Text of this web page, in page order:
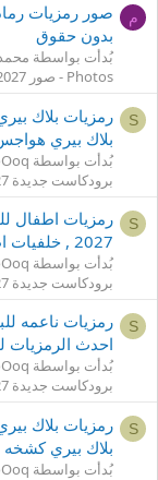
م
صور رمزيات
بدون حقوق
بُدأت بواسطة
Photos - صور 2027 - 2027
S
بلاك بيري هواجس
بُدأت بواسطة ShRoOoq
برودكاست جديدة 2027
S
رمزيات اطفال
2027 , خلفيات اطفال مميزة للبي بي 2027
بُدأت بواسطة ShRoOoq
برودكاست جديدة 2027
S
احدث الرمزيات
بُدأت بواسطة ShRoOoq
برودكاست جديدة 2027
S
بلاك بيري كشخه 2027
بُدأت بواسطة ShRoOoq